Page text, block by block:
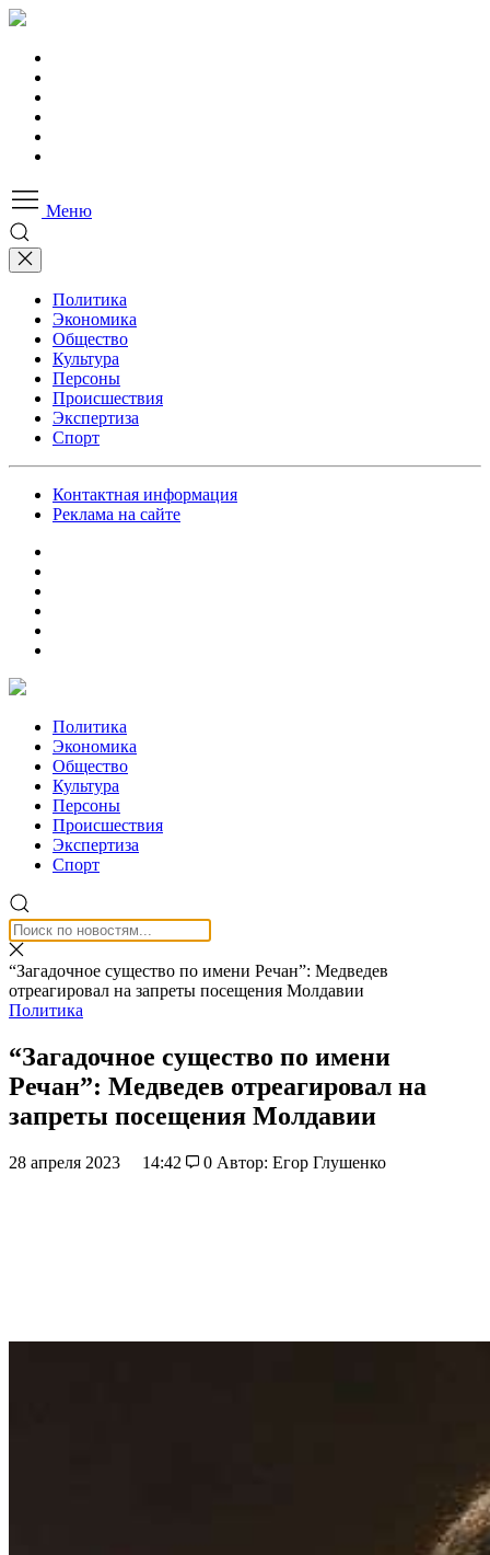
Меню
Политика
Экономика
Общество
Культура
Персоны
Происшествия
Экспертиза
Спорт
Контактная информация
Реклама на сайте
Политика
Экономика
Общество
Культура
Персоны
Происшествия
Экспертиза
Спорт
“Загадочное существо по имени Речан”: Медведев
отреагировал на запреты посещения Молдавии
Политика
“Загадочное существо по имени
Речан”: Медведев отреагировал на
запреты посещения Молдавии
28 апреля 2023 14:42 0 Автор: Егор Глушенко